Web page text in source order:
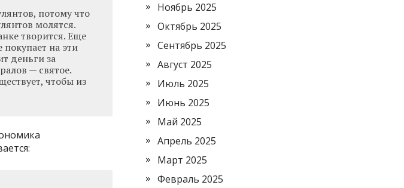
потому что
молятся.
творится. Еще
покупает на эти
деньги за
— святое.
чтобы из
Ноябрь 2025
Октябрь 2025
Сентябрь 2025
Август 2025
Июль 2025
Июнь 2025
Май 2025
Апрель 2025
Март 2025
Февраль 2025